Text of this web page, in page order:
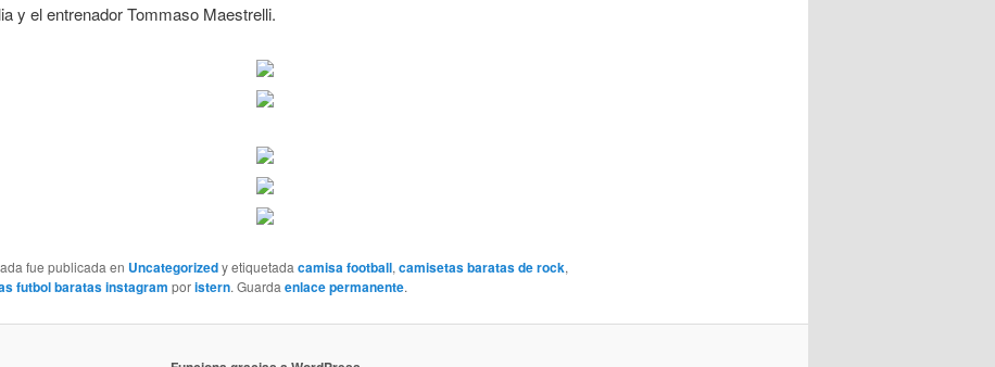
y el entrenador Tommaso Maestrelli.
fue publicada en Uncategorizedy etiquetadacamisa football,camisetas baratas de rock,
futbol baratas instagram poristern. Guardaenlace permanente.